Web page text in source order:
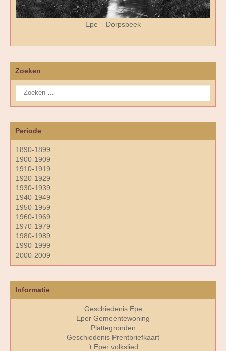
Epe – Dorpsbeek
Zoeken
Periode
1890-1899
1900-1909
1910-1919
1920-1929
1930-1939
1940-1949
1950-1959
1960-1969
1970-1979
1980-1989
1990-1999
2000-2009
Informatie
Geschiedenis Epe
Eper Gemeentewoning
Plattegronden
Geschiedenis Prentbriefkaart
’t Eper volkslied